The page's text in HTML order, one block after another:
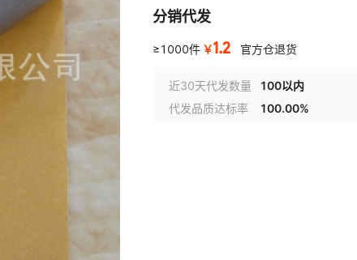
分销代发
≥1000件 ￥1.2 官方仓退货
近30天代发数量 100以内
代发品质达标率
100.00%